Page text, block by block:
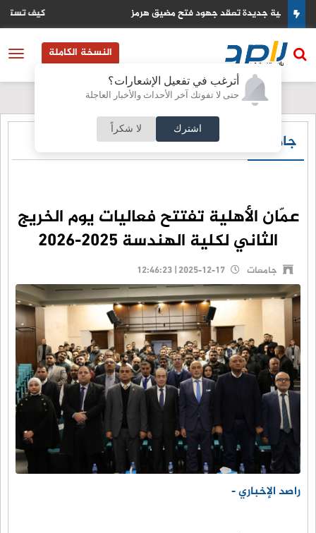
أترغب في تفعيل الإشعارات؟
حتى لا تفوتك آخر الأحداث والأخبار العاجلة
اشترك لا شكراً
كيف تستخدم اوروبا ارباح الاصول الروسية المجمدة لتمويل اوكرانيا
النسخة الكاملة
جامعات
عمّان الأهلية تفتتح فعاليات يوم الخريج
الثاني لكلية الهندسة 2025-2026
جامعات
راصد الإخباري -